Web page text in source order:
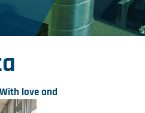
With love and